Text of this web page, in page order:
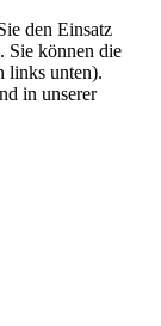
den Einsatz
Sie können die
links unten).
in unserer